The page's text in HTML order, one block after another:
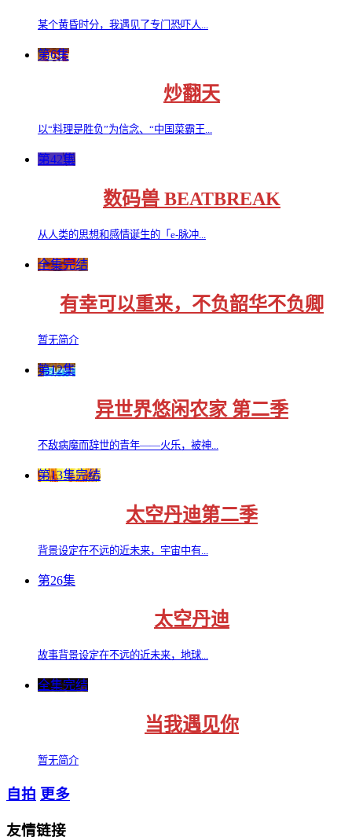
某个黄昏时分，我遇见了专门恐吓人...
第6集
炒翻天
以“料理是胜负”为信念、“中国菜霸王...
第42集
数码兽 BEATBREAK
从人类的思想和感情诞生的「e-脉冲...
全集完结
有幸可以重来，不负韶华不负卿
暂无简介
第12集
异世界悠闲农家 第二季
不敌病魔而辞世的青年——火乐，被神...
第13集完结
太空丹迪第二季
背景设定在不远的近未来，宇宙中有...
第26集
太空丹迪
故事背景设定在不远的近未来，地球...
全集完结
当我遇见你
暂无简介
自拍 更多
友情链接